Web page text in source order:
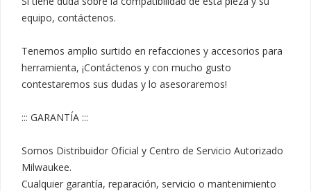
equipo, contáctenos.
Tenemos amplio surtido en refacciones y accesorios para
herramienta, ¡Contáctenos y con mucho gusto
contestaremos sus dudas y lo asesoraremos!
::: GARANTÍA :::
Somos Distribuidor Oficial y Centro de Servicio Autorizado
Milwaukee.
Cualquier garantía, reparación, servicio o mantenimiento